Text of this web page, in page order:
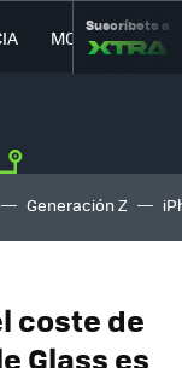
MOVILIDAD
Suscríbete a
Generación Z
coste de
Glass es